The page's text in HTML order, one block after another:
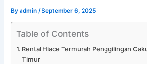
Byadmin /September 6, 2025
Table of Contents
Rental Hiace Termurah Penggilingan
Timur